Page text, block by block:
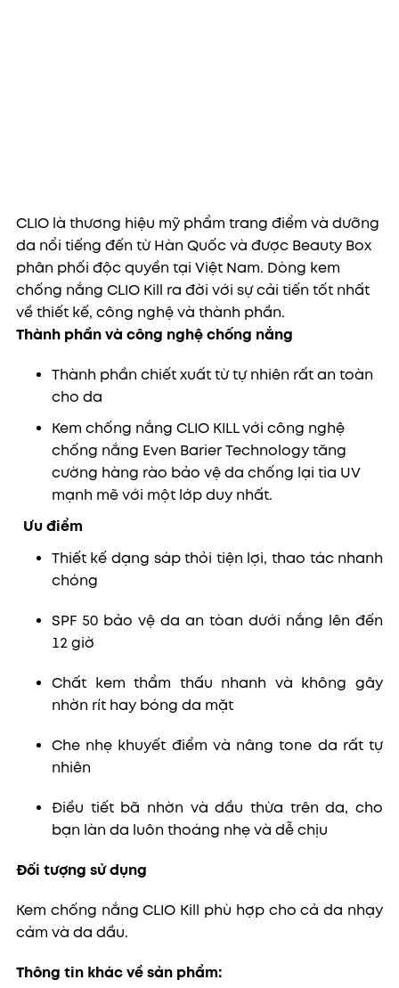
CLIO là thương hiệu mỹ phẩm trang điểm và dưỡng
da nổi tiếng đến từ Hàn Quốc và được Beauty Box
phân phối độc quyền tại Việt Nam. Dòng kem
chống nắng CLIO Kill ra đời với sự cải tiến tốt nhất
về thiết kế, công nghệ và thành phần.
Thành phần và công nghệ chống nắng
Thành phần chiết xuất từ tự nhiên rất an toàn
cho da
Kem chống nắng CLIO KILL với công nghệ
chống nắng Even Barier Technology tăng
cường hàng rào bảo vệ da chống lại tia UV
mạnh mẽ với một lớp duy nhất.
Ưu điểm
Thiết kế dạng sáp thỏi tiện lợi, thao tác nhanh
chóng
SPF 50 bảo vệ da an tòan dưới nắng lên đến
12 giờ
Chất kem thẩm thấu nhanh và không gây
nhờn rít hay bóng da mặt
Che nhẹ khuyết điểm và nâng tone da rất tự
nhiên
Điều tiết bã nhờn và dầu thừa trên da, cho
bạn làn da luôn thoáng nhẹ và dễ chịu
Đối tượng sử dụng
Kem chống nắng CLIO Kill phù hợp cho cả da nhạy
cảm và da dầu.
Thông tin khác về sản phẩm: